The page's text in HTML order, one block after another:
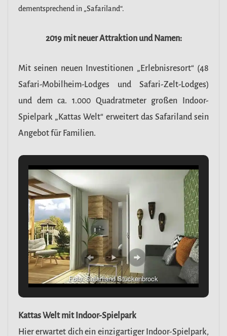
dementsprechend in „Safariland“.
2019 mit neuer Attraktion und Namen:
Mit seinen neuen Investitionen „Erlebnisresort“ (48
Safari-Mobilheim-Lodges und Safari-Zelt-Lodges)
und dem ca. 1.000 Quadratmeter großen Indoor-
Spielpark „Kattas Welt“ erweitert das Safariland sein
Angebot für Familien.
Foto: Safariland Stuckenbrock
Kattas Welt mit Indoor-Spielpark
Hier erwartet dich ein einzigartiger Indoor-Spielpark,